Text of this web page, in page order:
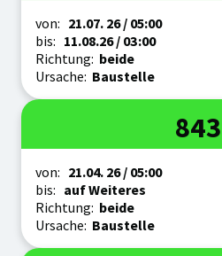
Zeitraum
von: 21.07. 26/ 05:00
bis: 11.08.26/ 03:00
Richtung: beide
Ursache: Baustelle
Linie
843
Zeitraum
von: 21.04. 26/ 05:00
bis: auf Weiteres
Richtung: beide
Ursache: Baustelle